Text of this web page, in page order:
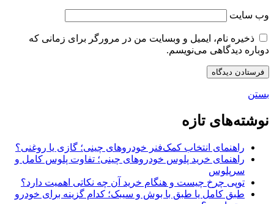
وب‌ سایت
ذخیره نام، ایمیل و وبسایت من در مرورگر برای زمانی که
دوباره دیدگاهی می‌نویسم.
بستن
نوشته‌های تازه
راهنمای انتخاب کمک‌فنر خودروهای چینی؛ گازی یا روغنی؟
راهنمای خرید پلوس خودروهای چینی؛ تفاوت پلوس کامل و
سرپلوس
توپی چرخ چیست و هنگام خرید آن چه نکاتی اهمیت دارد؟
طبق کامل یا طبق با بوش و سیبک؛ کدام گزینه برای خودرو